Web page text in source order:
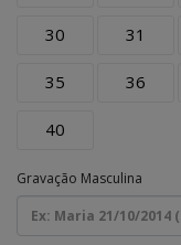
30 31
35 36
40
Gravação Masculina